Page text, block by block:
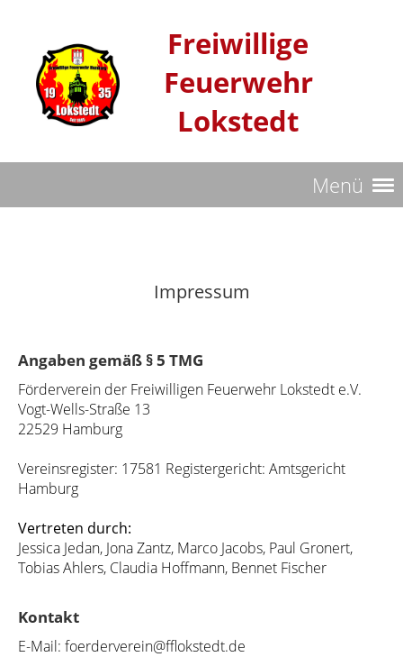
Freiwillige
Feuerwehr
Lokstedt
Menü
Impressum
Angaben gemäß § 5 TMG
Förderverein der Freiwilligen Feuerwehr Lokstedt e.V.
Vogt-Wells-Straße 13
22529 Hamburg
Vereinsregister: 17581 Registergericht: Amtsgericht
Hamburg
Vertreten durch:
Jessica Jedan, Jona Zantz, Marco Jacobs, Paul Gronert,
Tobias Ahlers, Claudia Hoffmann, Bennet Fischer
Kontakt
E-Mail: foerderverein@fflokstedt.de